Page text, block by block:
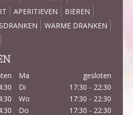
APERITIEVEN
BIEREN
WARME DRANKEN
Ma
gesloten
Di
17:30 - 22:30
Wo
17:30 - 22:30
Do 17:30 - 22:30